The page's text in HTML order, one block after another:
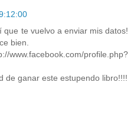
que te vuelvo a enviar mis datos!
bien.
profile.php?
de ganar este estupendo libro!!!!